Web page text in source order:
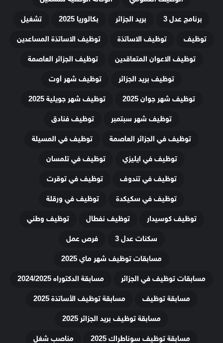
برنامج عدل 3
بريد الجزائر بكالوريا 2025
تشغيل
توظيف
توظيف الاساتذة
توظيف الاساتذة المساعدين
توظيف الاعوان المتعاقدين
توظيف الجزائر العاصمة
توظيف بريد الجزائر
توظيف شهر أوت
توظيف شهر جوان 2025
توظيف شهر جويلية 2025
توظيف شهر سبتمبر
توظيف فنادق
توظيف في الجزائر العاصمة
توظيف في المسيلة
توظيف في ايليزي
توظيف في تلمسان
توظيف في تندوف
توظيف في توقرت
توظيف في سكيكدة
توظيف في ورقلة
توظيف كوسيدار
توظيف نفطال
توظيف وطني
سكنات عدل 3
فرص عمل
مسابقات توظيف شهر ماي 2025
مسابقات توظيف في الجزائر
مسابقة الدكتوراه 2024/2025
مسابقة توظيف
مسابقة توظيف الأساتذة 2025
مسابقة توظيف بريد الجزائر 2025
مسابقة توظيف سوناطراك 2025
مناصب شغل